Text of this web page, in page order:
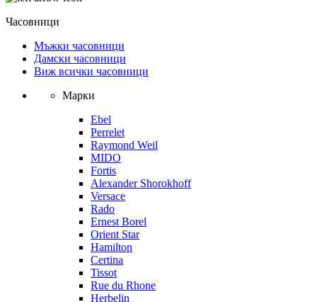
Часовници
Мъжки часовници
Дамски часовници
Виж всички часовници
Марки
Ebel
Perrelet
Raymond Weil
MIDO
Fortis
Alexander Shorokhoff
Versace
Rado
Ernest Borel
Orient Star
Hamilton
Certina
Tissot
Rue du Rhone
Herbelin